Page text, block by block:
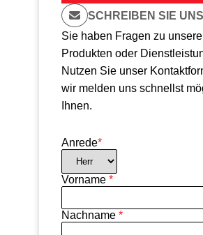
SCHREIBEN SIE UNS
Sie haben Fragen zu
Produkten oder
Nutzen Sie unser
wir melden uns schnellst
Ihnen.
Anrede*
Vorname *
Nachname *